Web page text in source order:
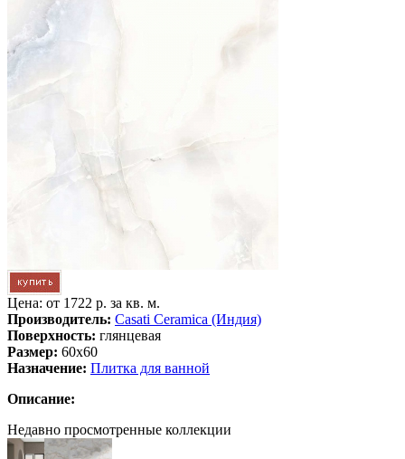
Цена: от 1722 р. за кв. м.
Производитель: Casati Ceramica (Индия)
Поверхность: глянцевая
Размер: 60x60
Назначение: Плитка для ванной
Описание:
Недавно просмотренные коллекции